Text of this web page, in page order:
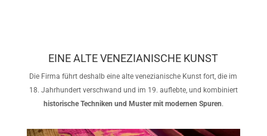
EINE ALTE VENEZIANISCHE KUNST
Die Firma führt deshalb eine alte venezianische Kunst fort, die im
18. Jahrhundert verschwand und im 19. auflebte, und kombiniert
historische Techniken und Muster mit modernen Spuren.